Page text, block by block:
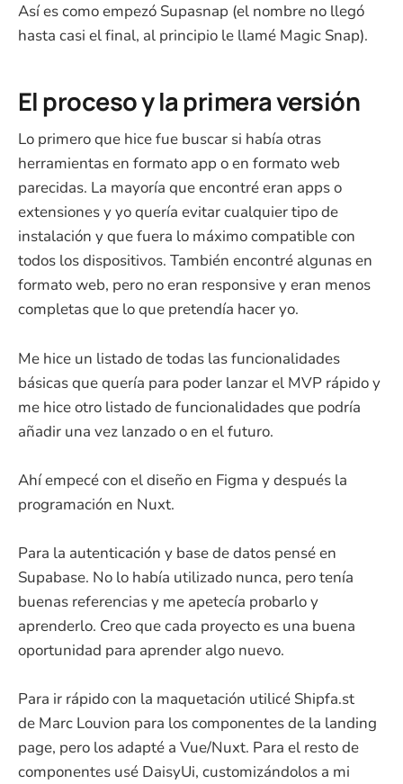
Así es como empezó Supasnap (el nombre no llegó
hasta casi el final, al principio le llamé Magic Snap).
El proceso y la primera versión
Lo primero que hice fue buscar si había otras
herramientas en formato app o en formato web
parecidas. La mayoría que encontré eran apps o
extensiones y yo quería evitar cualquier tipo de
instalación y que fuera lo máximo compatible con
todos los dispositivos. También encontré algunas en
formato web, pero no eran responsive y eran menos
completas que lo que pretendía hacer yo.
Me hice un listado de todas las funcionalidades
básicas que quería para poder lanzar el MVP rápido y
me hice otro listado de funcionalidades que podría
añadir una vez lanzado o en el futuro.
Ahí empecé con el diseño en Figma y después la
programación en Nuxt.
Para la autenticación y base de datos pensé en
Supabase. No lo había utilizado nunca, pero tenía
buenas referencias y me apetecía probarlo y
aprenderlo. Creo que cada proyecto es una buena
oportunidad para aprender algo nuevo.
Para ir rápido con la maquetación utilicé Shipfa.st
de Marc Louvion para los componentes de la landing
page, pero los adapté a Vue/Nuxt. Para el resto de
componentes usé DaisyUi, customizándolos a mi